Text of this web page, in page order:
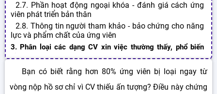
2.7. Phần hoạt động ngoại khóa - đánh giá cách ứng
viên phát triển bản thân
2.8. Thông tin người tham khảo - bảo chứng cho năng
lực và phẩm chất của ứng viên
3. Phân loại các dạng CV xin việc thường thấy, phổ biến
hiện nay
3.1. Phân loại CV xin việc dựa trên các nhóm ngành
nghề
3.1.1. CV xin việc nhóm ngành truyền thông
Bạn có biết rằng hơn 80% ứng viên bị loại ngay từ
vòng nộp hồ sơ chỉ vì CV thiếu ấn tượng? Điều này chứng